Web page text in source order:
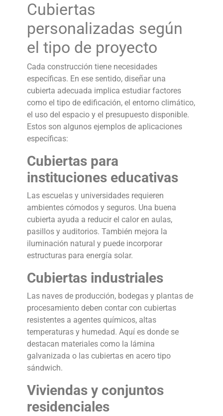
Cubiertas
personalizadas según
el tipo de proyecto
Cada construcción tiene necesidades
específicas. En ese sentido, diseñar una
cubierta adecuada implica estudiar factores
como el tipo de edificación, el entorno climático,
el uso del espacio y el presupuesto disponible.
Estos son algunos ejemplos de aplicaciones
específicas:
Cubiertas para
instituciones educativas
Las escuelas y universidades requieren
ambientes cómodos y seguros. Una buena
cubierta ayuda a reducir el calor en aulas,
pasillos y auditorios. También mejora la
iluminación natural y puede incorporar
estructuras para energía solar.
Cubiertas industriales
Las naves de producción, bodegas y plantas de
procesamiento deben contar con cubiertas
resistentes a agentes químicos, altas
temperaturas y humedad. Aquí es donde se
destacan materiales como la lámina
galvanizada o las cubiertas en acero tipo
sándwich.
Viviendas y conjuntos
residenciales